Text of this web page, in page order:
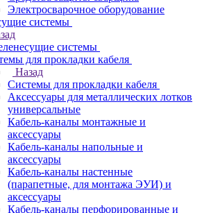
Электросварочное оборудование
системы
системы
для прокладки кабеля
Назад
Системы для прокладки кабеля
Аксессуары для металлических лотков
универсальные
Кабель-каналы монтажные и
аксессуары
Кабель-каналы напольные и
аксессуары
Кабель-каналы настенные
(парапетные, для монтажа ЭУИ) и
аксессуары
Кабель-каналы перфорированные и